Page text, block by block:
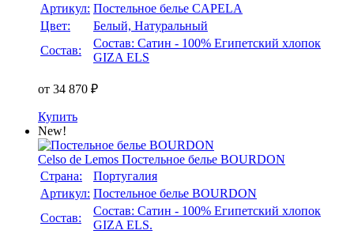
Артикул: Постельное белье CAPELA
Цвет:
Белый, Натуральный
Состав:
Состав: Сатин - 100% Египетский хлопок
GIZA ELS
от 34 870 ₽
Купить
New!
Celso de Lemos Постельное белье BOURDON
Страна:
Португалия
Артикул: Постельное белье BOURDON
Состав:
Состав: Сатин - 100% Египетский хлопок
GIZA ELS.